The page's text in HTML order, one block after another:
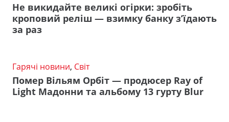
Не викидайте великі огірки: зробіть
кроповий реліш — взимку банку з’їдають
за раз
Гарячі новини, Світ
Помер Вільям Орбіт — продюсер Ray of
Light Мадонни та альбому 13 гурту Blur